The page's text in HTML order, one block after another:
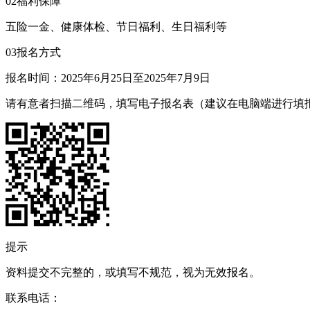
五险一金、健康体检、节日福利、生日福利等
03报名方式
报名时间：2025年6月25日至2025年7月9日
请有意者扫描二维码，填写电子报名表（建议在电脑端进行填
提示
资料提交不完整的，或填写不规范，视为无效报名。
联系电话：